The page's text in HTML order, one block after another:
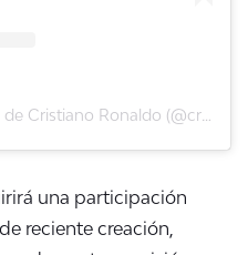
una participación
reciente creación,